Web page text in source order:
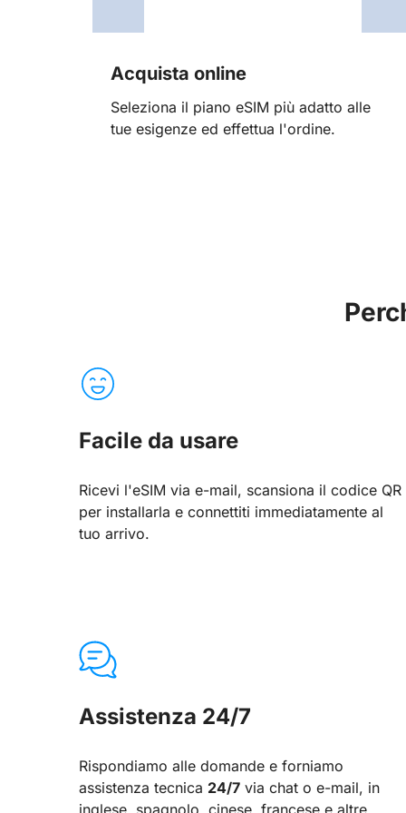
Acquista online
Seleziona il piano eSIM più adatto alle
tue esigenze ed effettua l'ordine.
Facile da usare
Ricevi l'eSIM via e-mail, scansiona il codice QR
per installarla e connettiti immediatamente al
tuo arrivo.
Assistenza 24/7
Rispondiamo alle domande e forniamo
assistenza tecnica 24/7 via chat o e-mail, in
inglese, spagnolo, cinese, francese e altre